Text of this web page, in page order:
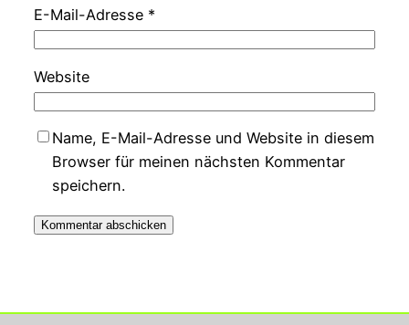
E-Mail-Adresse *
Website
Name, E-Mail-Adresse und Website in diesem
Browser für meinen nächsten Kommentar
speichern.